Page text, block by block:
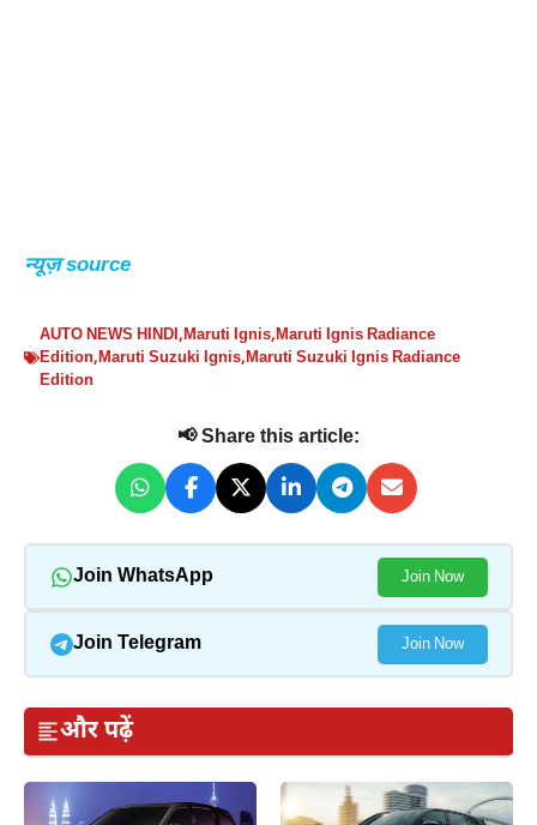
न्यूज़ source
AUTO NEWS HINDI,Maruti Ignis,Maruti Ignis Radiance
Edition,Maruti Suzuki Ignis,Maruti Suzuki Ignis Radiance
Edition
📢 Share this article:
Join WhatsApp Join Now
Join Telegram Join Now
और पढ़ें